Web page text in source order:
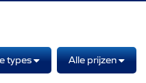
types Alle prijzen